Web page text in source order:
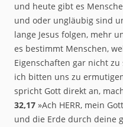
und heute gibt es
und oder ungläubig sind
lange Jesus folgen, mehr
es bestimmt Menschen,
Eigenschaften gar nicht
ich bitten uns zu
spricht Gott direkt an,
32,17 »Ach HERR, mein
und die Erde durch deine